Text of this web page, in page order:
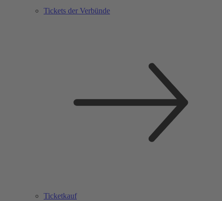
Tickets der Verbünde
Ticketkauf